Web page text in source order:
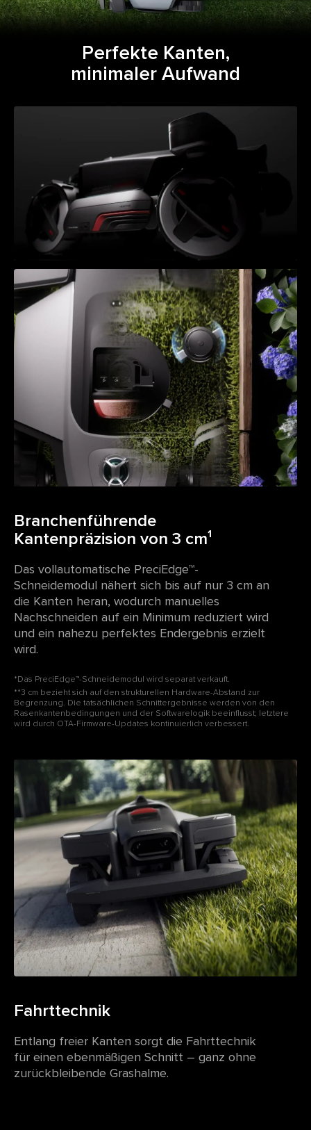
Perfekte Kanten,
minimaler Aufwand
Branchenführende
Kantenpräzision von 3 cm¹
Das vollautomatische PreciEdge™-
Schneidemodul nähert sich bis auf nur 3 cm an
die Kanten heran, wodurch manuelles
Nachschneiden auf ein Minimum reduziert wird
und ein nahezu perfektes Endergebnis erzielt
wird.
*Das PreciEdge™-Schneidemodul wird separat verkauft.
**3 cm bezieht sich auf den strukturellen Hardware-Abstand zur
Begrenzung. Die tatsächlichen Schnittergebnisse werden von den
Rasenkantenbedingungen und der Softwarelogik beeinflusst; letztere
wird durch OTA-Firmware-Updates kontinuierlich verbessert.
Fahrttechnik
Entlang freier Kanten sorgt die Fahrttechnik
für einen ebenmäßigen Schnitt – ganz ohne
zurückbleibende Grashalme.